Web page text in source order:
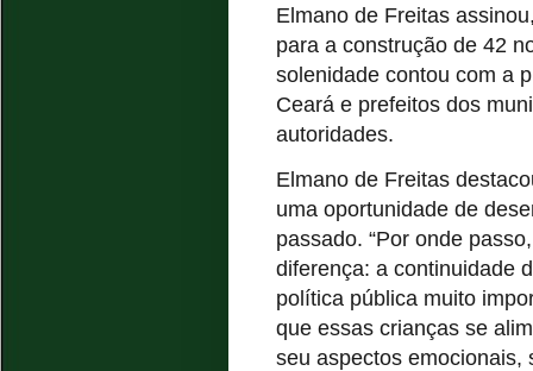
Elmano de Freitas
para a construção de 42
solenidade contou com a
Ceará e prefeitos dos
autoridades.
Elmano de Freitas
uma oportunidade de
passado. “Por onde
diferença: a continuidade
política pública muito
que essas crianças se
seu aspectos emocionais,